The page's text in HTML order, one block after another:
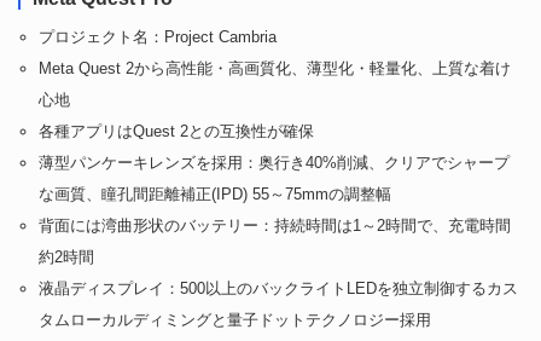
プロジェクト名：Project Cambria
Meta Quest 2から高性能・高画質化、薄型化・軽量化、上質な着け
心地
各種アプリはQuest 2との互換性が確保
薄型パンケーキレンズを採用：奥行き40%削減、クリアでシャープ
な画質、瞳孔間距離補正(IPD) 55～75mmの調整幅
背面には湾曲形状のバッテリー：持続時間は1～2時間で、充電時間
約2時間
液晶ディスプレイ：500以上のバックライトLEDを独立制御するカス
タムローカルディミングと量子ドットテクノロジー採用